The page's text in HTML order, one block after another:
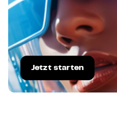
Jetzt starten